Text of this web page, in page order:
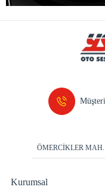
ÖMERCİKLER
Kurumsal